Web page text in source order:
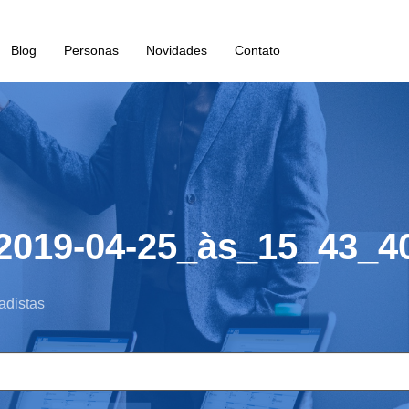
Blog Personas Novidades Contato
04-